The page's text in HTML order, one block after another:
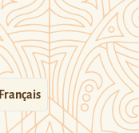
Français